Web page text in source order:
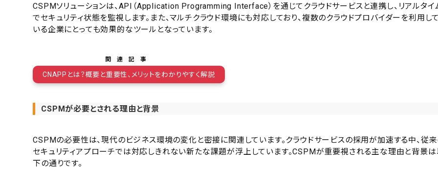
CSPMソリューションは、API（Application Programming Interface）を通じてクラウドサービスと連携し、リアルタイ
でセキュリティ状態を監視します。また、マルチクラウド環境にも対応しており、複数のクラウドプロバイダーを利用して
いる企業にとっても効果的なツールとなっています。
関連記事
CNAPPとは？概要と重要性、メリットをわかりやすく解説
CSPMが必要とされる理由と背景
CSPMの必要性は、現代のビジネス環境の変化と密接に関連しています。クラウドサービスの採用が加速する中、従
セキュリティアプローチでは対応しきれない新たな課題が浮上しています。CSPMが重要視される主な理由と背景
下の通りです。